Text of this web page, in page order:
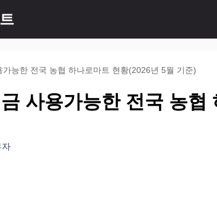
가능한 전국 농협 하나로마트 현황(2026년 5월 기준)
사용가능한 전국 농협
자